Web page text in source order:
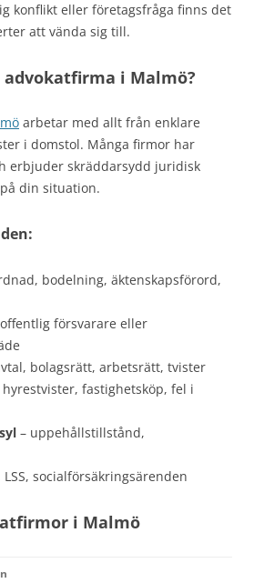
konflikt eller företagsfråga finns det
att vända sig till.
i Malmö?
arbetar med allt från enklare
i domstol. Många firmor har
erbjuder skräddarsydd juridisk
din situation.
bodelning, äktenskapsförord,
försvarare eller
bolagsrätt, arbetsrätt, tvister
hyrestvister, fastighetsköp, fel i
– uppehållstillstånd,
LSS, socialförsäkringsärenden
i Malmö